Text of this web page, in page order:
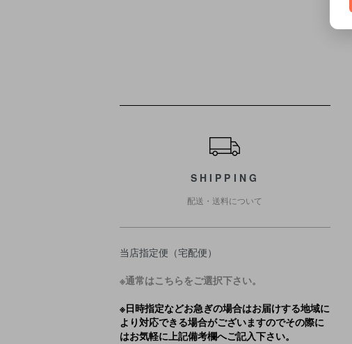
SHIPPING
配送・送料について
当店指定便（宅配便）
※通常はこちらをご選択下さい。
※日時指定などお急ぎの場合はお届けする地域に
より対応できる場合がございますのでその際に
はお気軽に上記備考欄へご記入下さい。